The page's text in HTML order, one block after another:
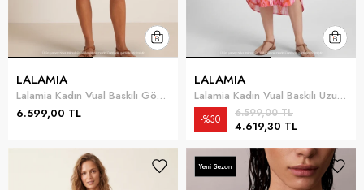
LALAMIA
Lalamia Kadın Vual Baskılı Gömlek Çok Renkli
6.599,00 TL
LALAMIA
Lalamia Kadın Vual Baskılı Uzun Gömlek Pembe
4.619,30 TL
6.599,00 TL
%30